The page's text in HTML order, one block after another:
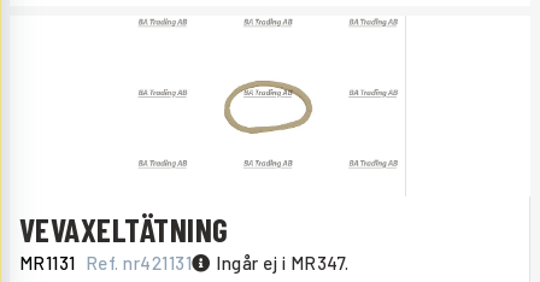
VEVAXELTÄTNING
MR1131 Ref. nr421131 Ingår ej i MR347.